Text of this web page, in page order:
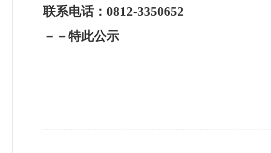
联系电话：0812-3350652
－－特此公示